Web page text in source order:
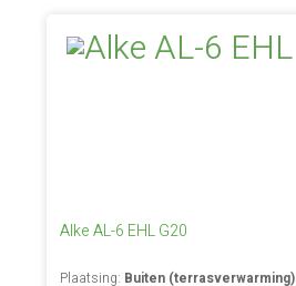
Alke AL-6 EHL G20
Plaatsing: Buiten (terrasverwarming)